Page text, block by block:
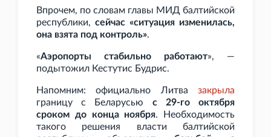
Впрочем, по словам главы МИД балтийской
республики, сейчас «ситуация изменилась,
она взята под контроль».
«Аэропорты стабильно работают», —
подытожил Кестутис Будрис.
Напомним: официально Литва закрыла
границу с Беларусью с 29-го октября
сроком до конца ноября. Необходимость
такого решения власти балтийской